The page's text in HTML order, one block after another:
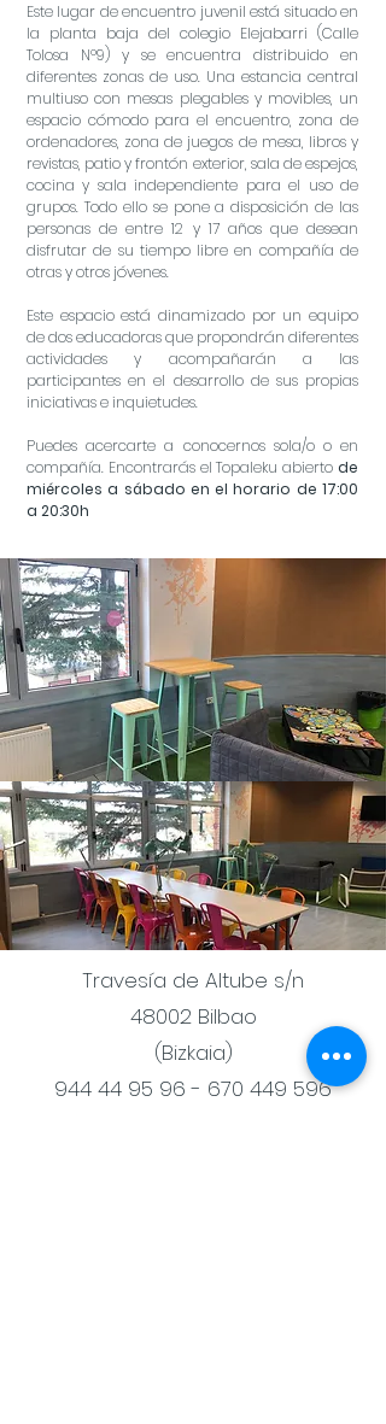
Este lugar de encuentro juvenil está situado en
la planta baja del colegio Elejabarri (Calle
Tolosa Nº9) y se encuentra distribuido en
diferentes zonas de uso. Una estancia central
multiuso con mesas plegables y movibles, un
espacio cómodo para el encuentro, zona de
ordenadores, zona de juegos de mesa, libros y
revistas, patio y frontón exterior, sala de espejos,
cocina y sala independiente para el uso de
grupos. Todo ello se pone a disposición de las
personas de entre 12 y 17 años que desean
disfrutar de su tiempo libre en compañía de
otras y otros jóvenes.
Este espacio está dinamizado por un equipo
de dos educadoras que propondrán diferentes
actividades y acompañarán a las
participantes en el desarrollo de sus propias
iniciativas e inquietudes.
Puedes acercarte a conocernos sola/o o en
compañía. Encontrarás el Topaleku abierto de
miércoles a sábado en el horario de 17:00
a 20:30h
Travesía de Altube s/n
48002 Bilbao
(Bizkaia)
944 44 95 96 - 670 449 596